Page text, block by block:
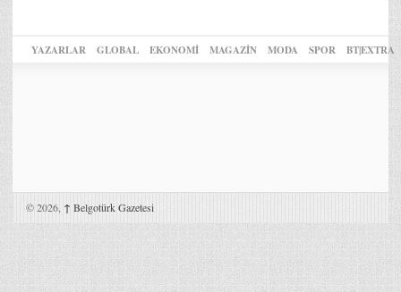
YAZARLAR GLOBAL EKONOMİ MAGAZİN MODA SPOR BT|EXTRA
© 2026, ↑ Belgotürk Gazetesi